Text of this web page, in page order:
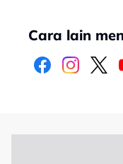
Cara lain